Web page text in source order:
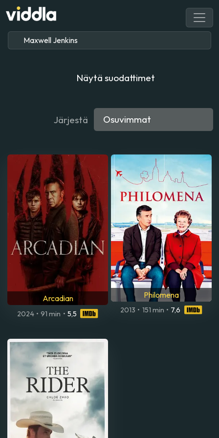
Näytä suodattimet
Järjestä
Arcadian
2024 • 91 min • 5,5
Philomena
2013 • 151 min • 7,6